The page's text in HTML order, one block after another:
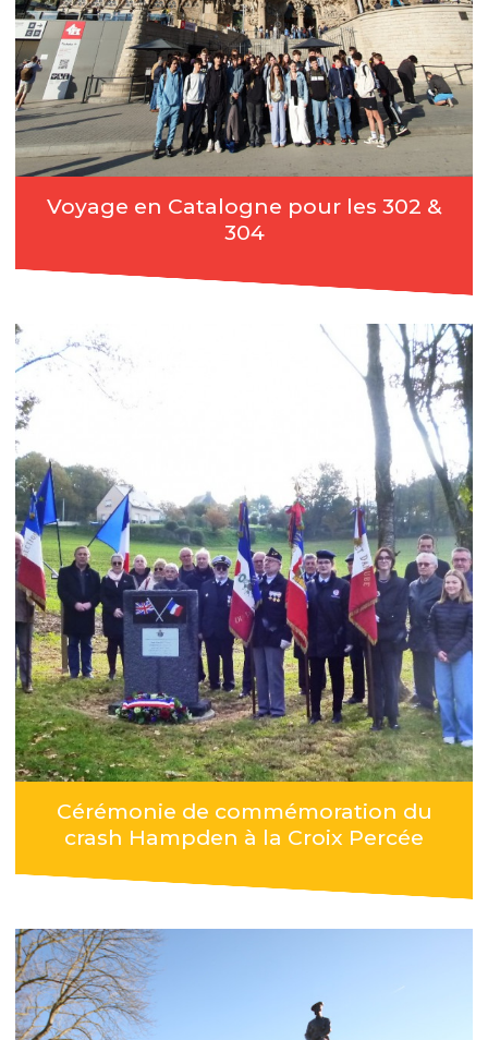
Voyage en Catalogne pour les 302 &
304
Cérémonie de commémoration du
crash Hampden à la Croix Percée